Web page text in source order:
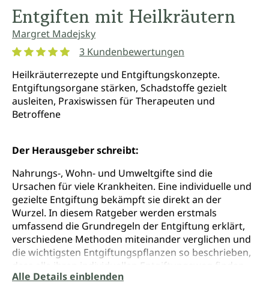
Entgiften mit Heilkräutern
Margret Madejsky
3 Kundenbewertungen
Heilkräuterrezepte und Entgiftungskonzepte.
Entgiftungsorgane stärken, Schadstoffe gezielt
ausleiten, Praxiswissen für Therapeuten und
Betroffene
Der Herausgeber schreibt:
Nahrungs-, Wohn- und Umweltgifte sind die
Ursachen für viele Krankheiten. Eine individuelle und
gezielte Entgiftung bekämpft sie direkt an der
Wurzel. In diesem Ratgeber werden erstmals
umfassend die Grundregeln der Entgiftung erklärt,
verschiedene Methoden miteinander verglichen und
die wichtigsten Entgiftungspflanzen so beschrieben,
dass alle ihren individuellen Entgiftungsweg finden.
Die Autorin porträtiert Heilpflanzen und Heilkräuter
Alle Details einblenden